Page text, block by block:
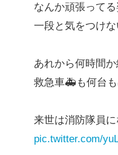
なんか頑張って
一段と気をつけ
あれから何時間
救急車🚑も何台
来世は消防隊員に
pic.twitter.com/